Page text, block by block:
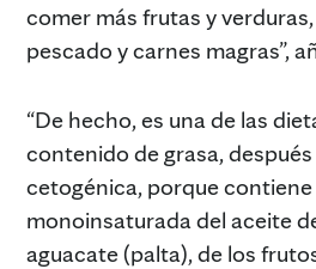
comer más frutas y
pescado y carnes magras”,
“De hecho, es una de las
contenido de grasa,
cetogénica, porque contiene
monoinsaturada del aceite
aguacate (palta), de los